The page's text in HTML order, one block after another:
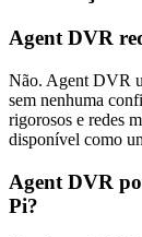
Agent DVR
Não. Agent DVR
sem nenhuma
rigorosos e redes
disponível como
Agent DVR
Pi?